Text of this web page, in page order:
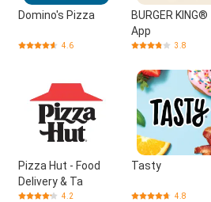
Domino's Pizza
4.6
BURGER KING®
App
3.8
Pizza Hut - Food
Delivery & Ta
4.2
Tasty
4.8